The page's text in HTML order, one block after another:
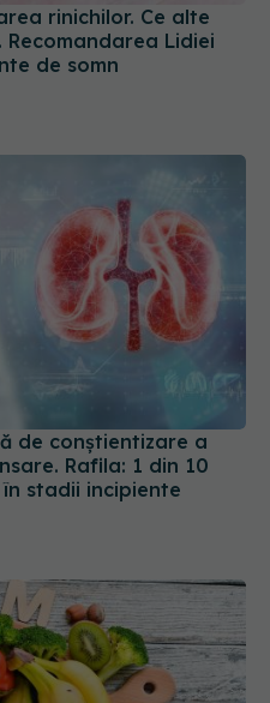
rinichilor. Ce alte
Lidiei
de somn
de conștientizare a
Rafila: 1 din 10
stadii incipiente